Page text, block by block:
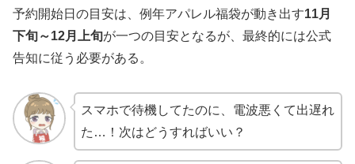
予約開始日の目安は、例年アパレル福袋が動き出す11月
下旬～12月上旬が一つの目安となるが、最終的には公式
告知に従う必要がある。
スマホで待機してたのに、電波悪くて出遅れ
た…！次はどうすればいい？